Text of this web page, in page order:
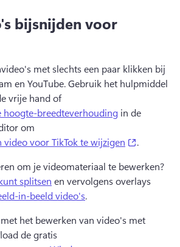
bijsnijden voor
met slechts een paar klikken bij
en YouTube. Gebruik het hulpmiddel
vrije hand of
hoogte-breedteverhouding in de
om
voor TikTok te wijzigen
(opens in
.
splitsen en vervolgens overlays
in-beeld video's.
het bewerken van video's met
de gratis